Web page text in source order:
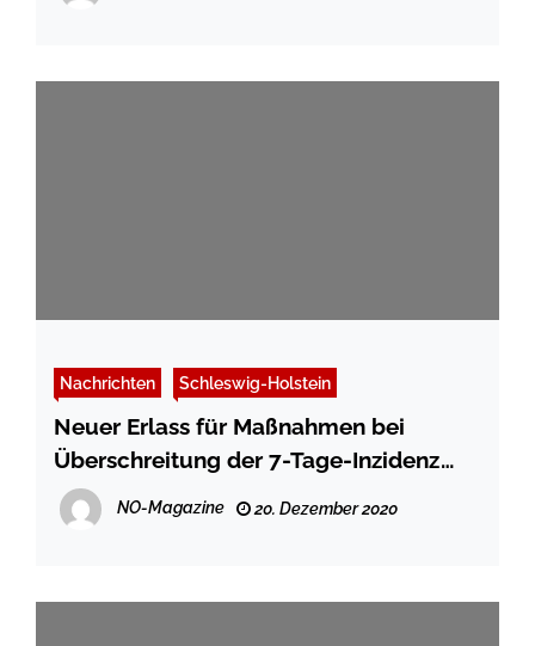
Nachrichten Schleswig-Holstein
Neuer Erlass für Maßnahmen bei
Überschreitung der 7-Tage-Inzidenz
von 200 in Schleswig-Holstein
NO-Magazine 20. Dezember 2020